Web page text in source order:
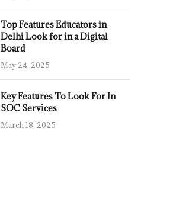
Top Features Educators in
Delhi Look for in a Digital
Board
May 24, 2025
Key Features To Look For In
SOC Services
March 18, 2025